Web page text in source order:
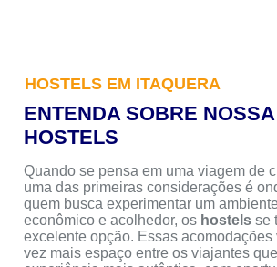
HOSTELS EM ITAQUERA
ENTENDA SOBRE
HOSTELS
Quando se pensa em uma viagem de
uma das primeiras considerações é
quem busca experimentar um
econômico e acolhedor, os hostels se
excelente opção. Essas
vez mais espaço entre os viajantes